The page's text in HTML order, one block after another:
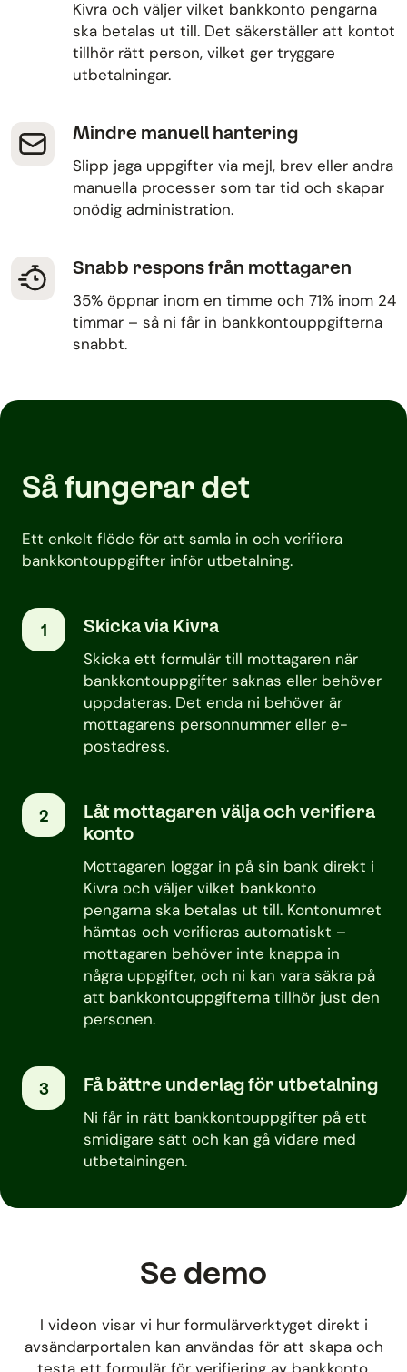
Kivra och väljer vilket bankkonto pengarna
ska betalas ut till. Det säkerställer att kontot
tillhör rätt person, vilket ger tryggare
utbetalningar.
Mindre manuell hantering
Slipp jaga uppgifter via mejl, brev eller andra
manuella processer som tar tid och skapar
onödig administration.
Snabb respons från mottagaren
35% öppnar inom en timme och 71% inom 24
timmar – så ni får in bankkontouppgifterna
snabbt.
Så fungerar det
Ett enkelt flöde för att samla in och verifiera
bankkontouppgifter inför utbetalning.
1 Skicka via Kivra
Skicka ett formulär till mottagaren när
bankkontouppgifter saknas eller behöver
uppdateras. Det enda ni behöver är
mottagarens personnummer eller e-
postadress.
2
Låt mottagaren välja och verifiera
konto
Mottagaren loggar in på sin bank direkt i
Kivra och väljer vilket bankkonto
pengarna ska betalas ut till. Kontonumret
hämtas och verifieras automatiskt –
mottagaren behöver inte knappa in
några uppgifter, och ni kan vara säkra på
att bankkontouppgifterna tillhör just den
personen.
3 Få bättre underlag för utbetalning
Ni får in rätt bankkontouppgifter på ett
smidigare sätt och kan gå vidare med
utbetalningen.
Se demo
I videon visar vi hur formulärverktyget direkt i
avsändarportalen kan användas för att skapa och